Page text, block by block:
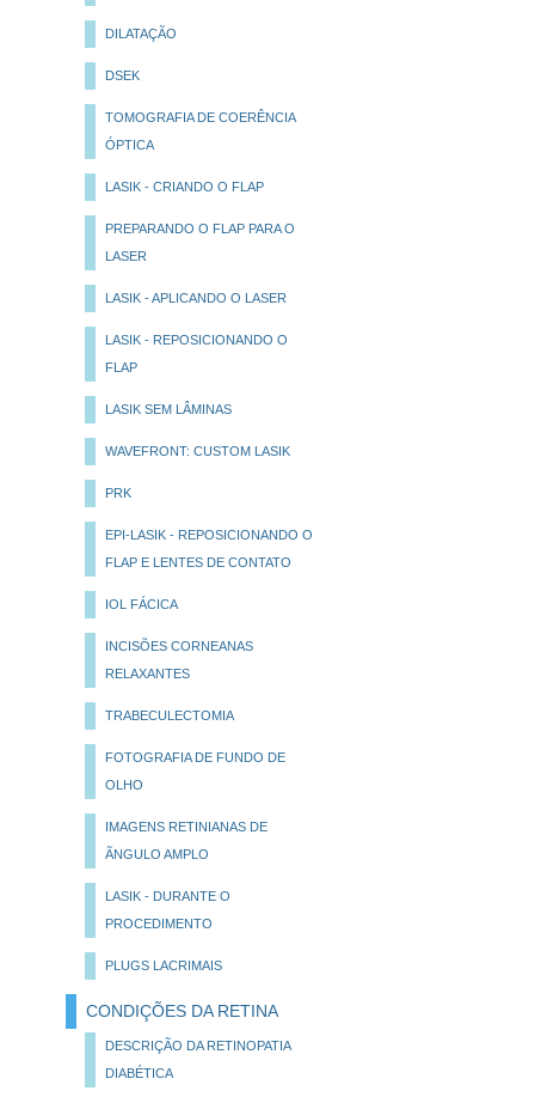
DILATAÇÃO
DSEK
TOMOGRAFIA DE COERÊNCIA
ÓPTICA
LASIK - CRIANDO O FLAP
PREPARANDO O FLAP PARA O
LASER
LASIK - APLICANDO O LASER
LASIK - REPOSICIONANDO O
FLAP
LASIK SEM LÂMINAS
WAVEFRONT: CUSTOM LASIK
PRK
EPI-LASIK - REPOSICIONANDO O
FLAP E LENTES DE CONTATO
IOL FÁCICA
INCISÕES CORNEANAS
RELAXANTES
TRABECULECTOMIA
FOTOGRAFIA DE FUNDO DE
OLHO
IMAGENS RETINIANAS DE
ÃNGULO AMPLO
LASIK - DURANTE O
PROCEDIMENTO
PLUGS LACRIMAIS
CONDIÇÕES DA RETINA
DESCRIÇÃO DA RETINOPATIA
DIABÉTICA